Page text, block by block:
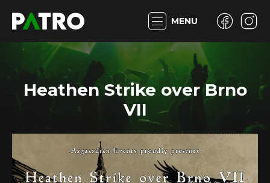
MENU
Heathen Strike over Brno
VII